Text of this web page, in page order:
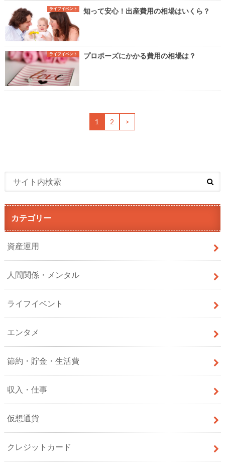
ライフイベント 知って安心！出産費用の相場はいくら？
ライフイベント プロポーズにかかる費用の相場は？
1 2 >
カテゴリー
資産運用
人間関係・メンタル
ライフイベント
エンタメ
節約・貯金・生活費
収入・仕事
仮想通貨
クレジットカード